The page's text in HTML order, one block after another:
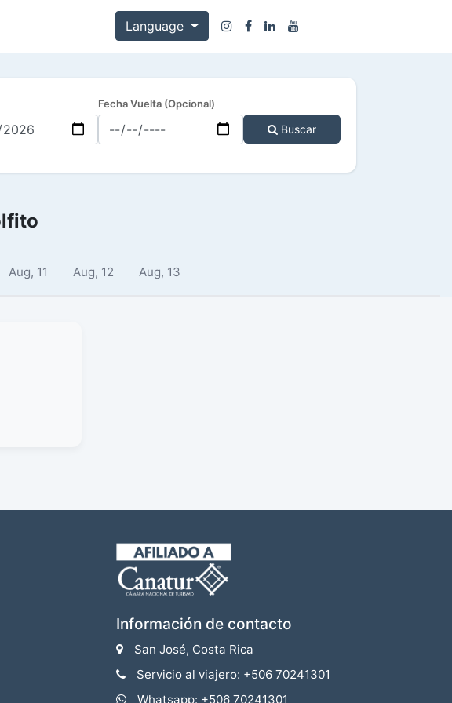
Language
Fecha Vuelta (Opcional)
Buscar
Aug, 11 Aug, 12 Aug, 13
Información de contacto
San José, Costa Rica
Servicio al viajero: +506 70241301
Whatsapp: +506 70241301